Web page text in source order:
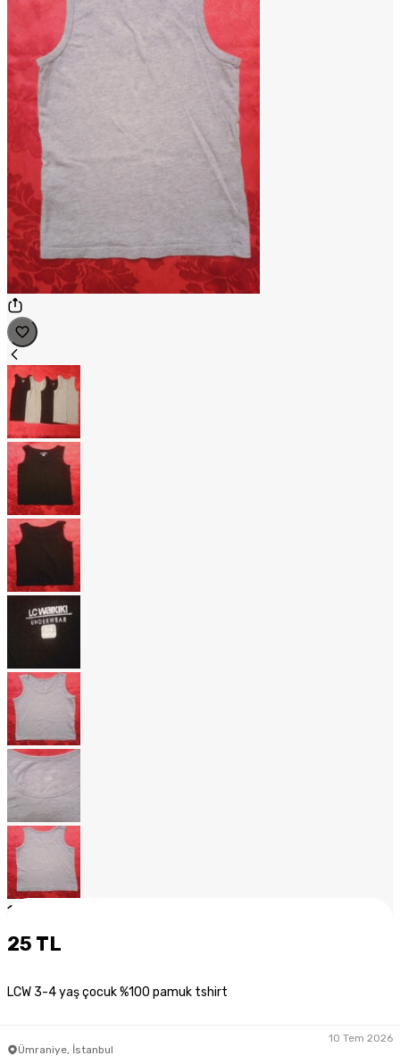
1
25 TL
LCW 3-4 yaş çocuk %100 pamuk tshirt
Ümraniye, İstanbul
10 Tem 2026